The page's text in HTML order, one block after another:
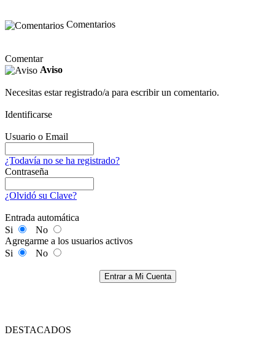
Comentarios
Comentar
Aviso
Necesitas estar registrado/a para escribir un comentario.
Identificarse
Usuario o Email
¿Todavía no se ha registrado?
Contraseña
¿Olvidó su Clave?
Entrada automática
Si
No
Agregarme a los usuarios activos
Si
No
Entrar a Mi Cuenta
DESTACADOS